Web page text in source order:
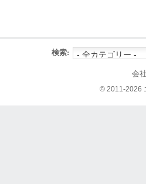
検索:
会
© 2011-2026